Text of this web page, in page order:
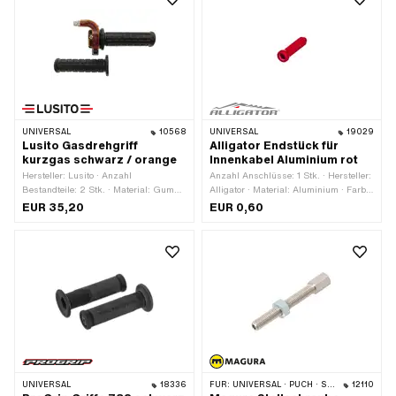
UNIVERSAL 10568
Lusito Gasdrehgriff
kurzgas schwarz / orange
Hersteller: Lusito · Anzahl
Bestandteile: 2 Stk. · Material: Gummi
· Material Gehäuse: Aluminium ·
EUR 35,20
UNIVERSAL 19029
Alligator Endstück für
Innenkabel Aluminium rot
Anzahl Anschlüsse: 1 Stk. · Hersteller:
Alligator · Material: Aluminium · Farbe:
rot · Ø aussen: 2.9 - 4.1 mm · Ø innen:
EUR 0,60
UNIVERSAL 18336 FÜR: UNIVERSAL · PUCH · SACHS 12110